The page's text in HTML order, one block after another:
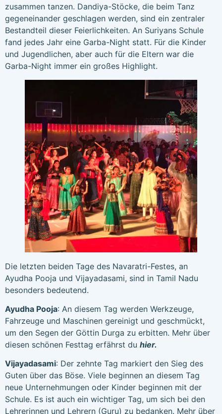
zusammen tanzen. Dandiya-Stöcke, die beim Tanz
gegeneinander geschlagen werden, sind ein zentraler
Bestandteil dieser Feierlichkeiten. An Suriyans Schule
fand jedes Jahr eine Garba-Night statt. Für die Kinder
und Jugendlichen, aber auch für die Eltern war die
Garba-Night immer ein großes Highlight.
Die letzten beiden Tage des Navaratri-Festes, an
Ayudha Pooja und Vijayadasami, sind in Tamil Nadu
besonders bedeutend.
Ayudha Pooja: An diesem Tag werden Werkzeuge,
Fahrzeuge und Maschinen gereinigt und geschmückt,
um den Segen der Göttin Durga zu erbitten. Mehr über
diesen schönen Festtag erfährst du hier.
Vijayadasami: Der zehnte Tag markiert den Sieg des
Guten über das Böse. Viele beginnen an diesem Tag
neue Unternehmungen oder Kinder beginnen mit der
Schule. Es ist auch ein wichtiger Tag, um sich bei den
Lehrerinnen und Lehrern (Guru) zu bedanken. Mehr über